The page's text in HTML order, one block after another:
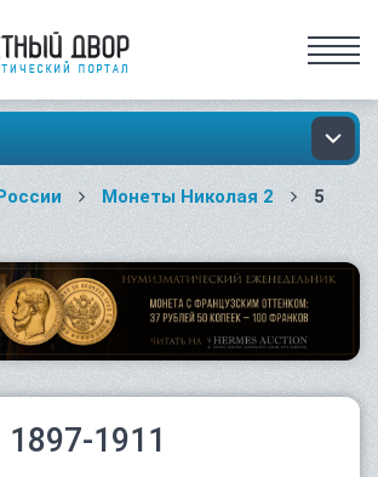
Монеты Николая 2
5
1911